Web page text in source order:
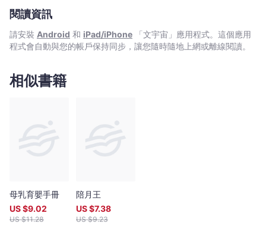
閱讀資訊
請安裝 Android 和 iPad/iPhone 「文宇宙」應用程式。這個應用
程式會自動與您的帳戶保持同步，讓您隨時隨地上網或離線閱讀。
相似書籍
母乳育嬰手冊
US $9.02
US $11.28
陪月王
US $7.38
US $9.23